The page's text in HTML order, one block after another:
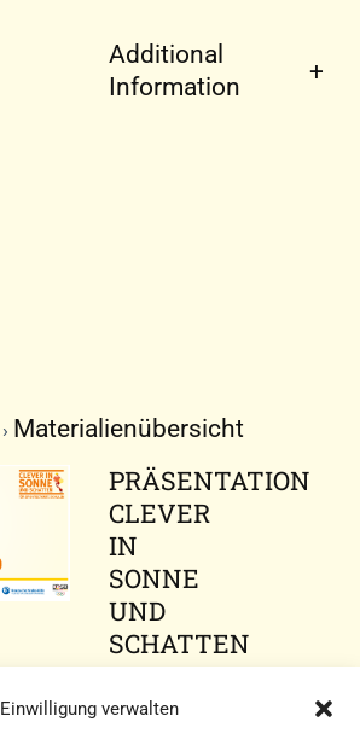
Einwilligung verwalten
Additional
Information
Materialienübersicht
PRÄSENTATION
CLEVER
IN
SONNE
UND
SCHATTEN
(PPT